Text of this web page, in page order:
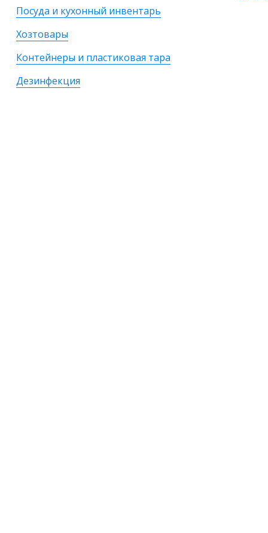
Посуда и кухонный инвентарь
Хозтовары
Контейнеры и пластиковая тара
Дезинфекция